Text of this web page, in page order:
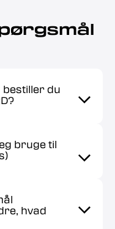
du
bruge til
hvad